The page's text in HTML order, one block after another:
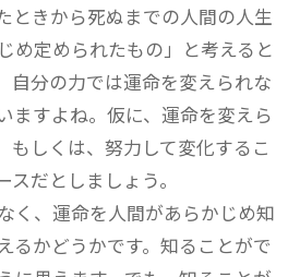
ときから死ぬまでの人間の人生
め定められたもの」と考えると
自分の力では運命を変えられな
ますよね。仮に、運命を変えら
もしくは、努力して変化するこ
スだとしましょう。
く、運命を人間があらかじめ知
るかどうかです。知ることがで